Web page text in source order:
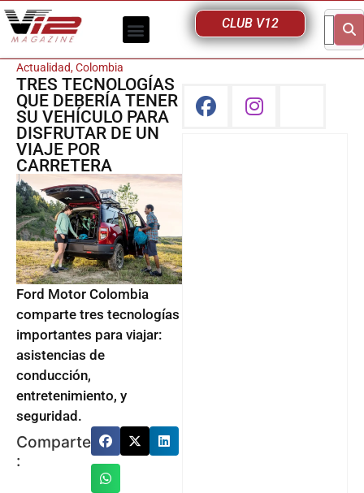
CLUB V12
Actualidad,Colombia
TRES TECNOLOGÍAS
QUE DEBERÍA TENER
SU VEHÍCULO PARA
DISFRUTAR DE UN
VIAJE POR
CARRETERA
Ford Motor Colombia
comparte tres tecnologías
importantes para viajar:
asistencias de
conducción,
entretenimiento, y
seguridad.
Comparte
: